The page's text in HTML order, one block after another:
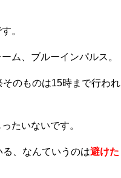
。
ム、ブルーインパルス。
のものは15時まで行われ
たいないです。
、なんていうのは避けた